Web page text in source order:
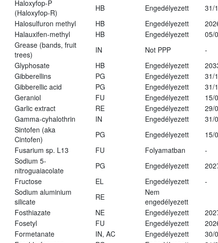
Haloxyfop-P
(Haloxyfop-R)
HB Engedélyezett
31/
Halosulfuron methyl
HB Engedélyezett
Halauxifen-methyl
HB Engedélyezett
05/
Grease (bands, fruit
trees)
IN Not PPP
-
Glyphosate
HB Engedélyezett
Gibberellins
PG Engedélyezett
31/
Gibberellic acid
PG Engedélyezett
31/
Geraniol
FU Engedélyezett
15/
Garlic extract
RE Engedélyezett
29/
Gamma-cyhalothrin
IN Engedélyezett
31/
Sintofen (aka
Cintofen)
PG Engedélyezett
15/
Fusarium sp. L13
FU Folyamatban
-
Sodium 5-
nitroguaiacolate
PG Engedélyezett
Fructose
EL Engedélyezett
-
Sodium aluminium
silicate
RE
Nem
engedélyezett
Fosthiazate
NE Engedélyezett
Fosetyl
FU Engedélyezett
Formetanate
IN, AC Engedélyezett
30/